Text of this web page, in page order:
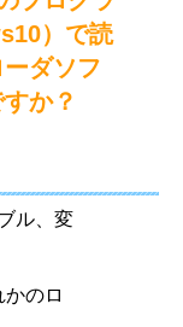
）で読
ダソフ
か？
ル、変
のロ